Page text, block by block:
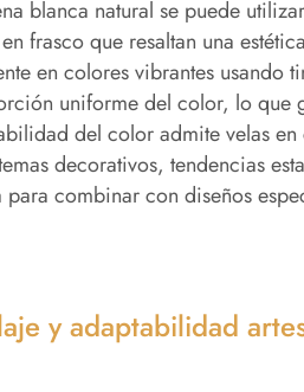
blanca natural se puede
frasco que resaltan una
en colores vibrantes usando
uniforme del color, lo que
del color admite velas
decorativos, tendencias
combinar con diseños
y adaptabilidad